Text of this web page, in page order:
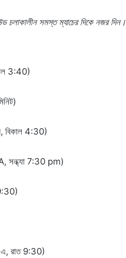
চলাকালীন সমস্ত ম্যাচের দিকে নজর দিন।
3:40)
বিকাল 4:30)
A, সন্ধ্যা 7:30 pm)
এ, রাত 9:30)